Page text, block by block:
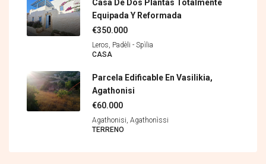
Casa De Dos Plantas Totalmente
Equipada Y Reformada
€350.000
Leros, Padèli - Spìlia
CASA
Parcela Edificable En Vasilikia,
Agathonisi
€60.000
Agathonisi, Agathonìssi
TERRENO